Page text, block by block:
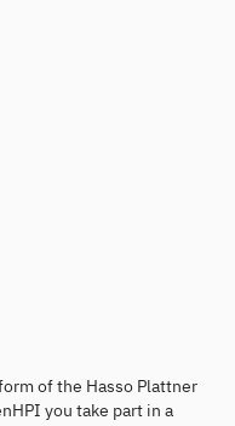
of the Hasso Plattner
you take part in a